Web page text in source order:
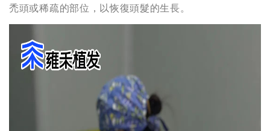
禿頭或稀疏的部位，以恢復頭髮的生長。